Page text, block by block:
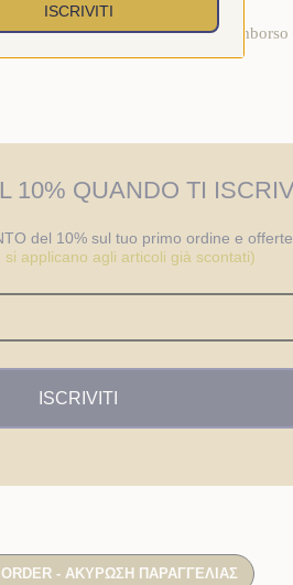
di Reso Gratuito in Grecia
10% QUANDO TI
del 10% sul tuo primo ordine e offerte
si applicano agli articoli già scontati)
ISCRIVITI
ISCRIVITI